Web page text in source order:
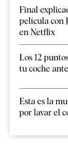
Final
película con
en Netflix
Los 12
tu coche
Esta es la
por lavar el